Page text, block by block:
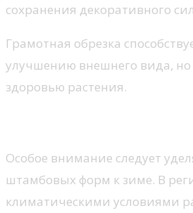
сохранения декоративного
Грамотная обрезка
улучшению внешнего вида,
здоровью растения.
Особое внимание следует
штамбовых форм к зиме. В
климатическими условиями